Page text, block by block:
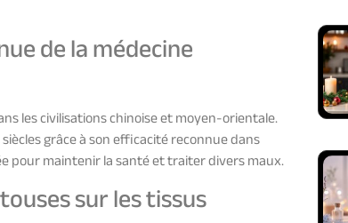
de la médecine
les civilisations chinoise et moyen-orientale.
grâce à son efficacité reconnue dans
pour maintenir la santé et traiter divers maux.
sur les tissus